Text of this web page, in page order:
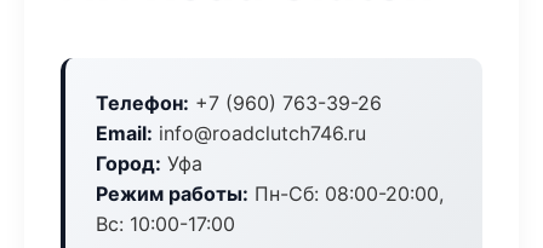
Телефон: +7 (960) 763-39-26
Email: info@roadclutch746.ru
Город: Уфа
Режим работы: Пн-Сб: 08:00-20:00,
Вс: 10:00-17:00